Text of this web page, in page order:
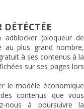
DÉTÉCTÉE
(bloqueur de
au plus grand nombre,
à ses contenus à la
sur ses pages lors
le modèle économique
contenus que vous
nous à poursuivre la